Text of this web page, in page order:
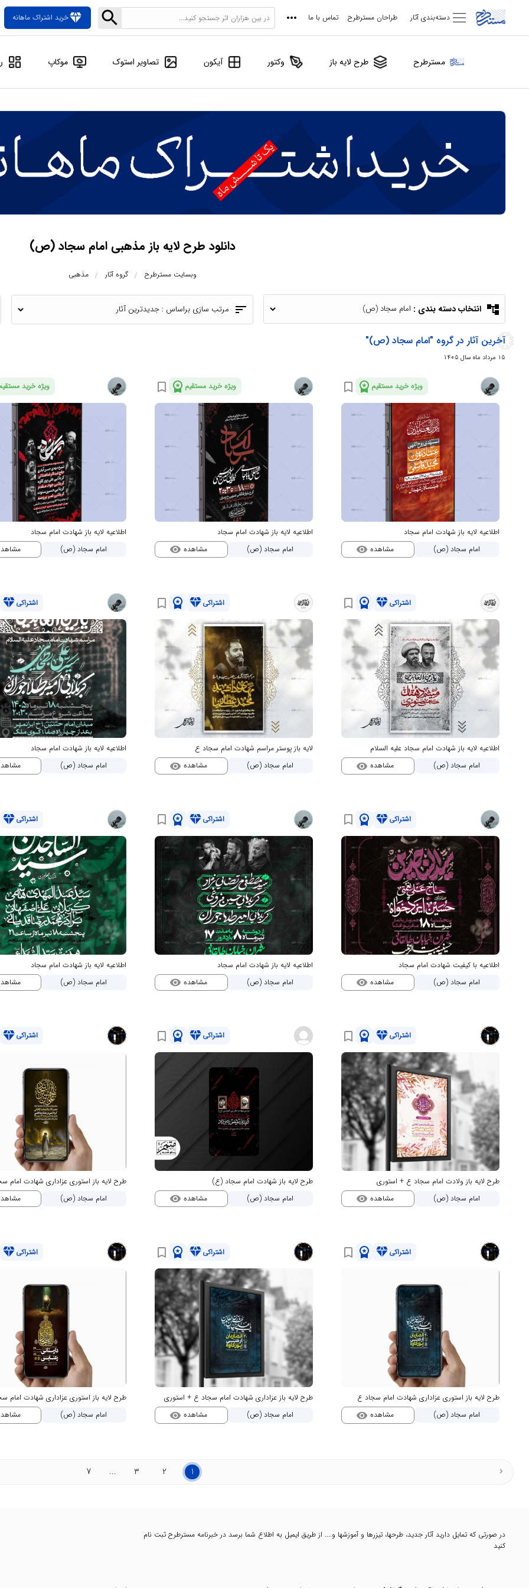
دسته‌بندی آثار طراحان مسترطرح تماس با ما diamondخرید اشتراک ماهانه
مسترطرح طرح لایه باز وکتور آیکون تصاویر استوک موکاپ
دانلود طرح لایه باز مذهبی امام سجاد (ص)
وبسایت مسترطرح گروه آثار مذهبی
account_tree انتخاب دسته بندی : sort مرتب سازی براساس :
آخرین آثار در گروه "امام سجاد (ص)"
15 مرداد ماه سال 1405
ویژه خرید مستقیم workspace_premium
bookmark_border
اطلاعیه لایه باز شهادت امام سجاد
امام سجاد (ص)
مشاهده visibility
ویژه خرید مستقیم workspace_premium
bookmark_border
اطلاعیه لایه باز شهادت امام سجاد
امام سجاد (ص)
مشاهده visibility
ویژه خرید
اطلاعیه لایه باز شهادت امام سجاد
امام سجاد (ص)
اشتراکیdiamond
workspace_premium
bookmark_border
اطلاعیه لایه باز شهادت امام سجاد علیه السلام
امام سجاد (ص)
مشاهده visibility
اشتراکیdiamond
workspace_premium
bookmark_border
لایه باز پوستر مراسم شهادت امام سجاد ع
امام سجاد (ص)
مشاهده visibility
اشتراکیdiamond
اطلاعیه لایه باز شهادت امام سجاد
امام سجاد (ص)
اشتراکیdiamond
workspace_premium
bookmark_border
اطلاعیه با کیفیت شهادت امام سجاد
امام سجاد (ص)
مشاهده visibility
اشتراکیdiamond
workspace_premium
bookmark_border
اطلاعیه لایه باز شهادت امام سجاد
امام سجاد (ص)
مشاهده visibility
اشتراکیdiamond
اطلاعیه لایه باز شهادت امام سجاد
امام سجاد (ص)
اشتراکیdiamond
workspace_premium
bookmark_border
طرح لایه باز ولادت امام سجاد ع + استوری
امام سجاد (ص)
مشاهده visibility
اشتراکیdiamond
workspace_premium
bookmark_border
طرح لایه باز شهادت امام سجاد (ع)
امام سجاد (ص)
مشاهده visibility
اشتراکیdiamond
طرح لایه باز استوری عزاداری شهادت امام
امام سجاد (ص)
اشتراکیdiamond
workspace_premium
bookmark_border
طرح لایه باز استوری عزاداری شهادت امام سجاد ع
امام سجاد (ص)
مشاهده visibility
اشتراکیdiamond
workspace_premium
bookmark_border
طرح لایه باز عزاداری شهادت امام سجاد ع + استوری
امام سجاد (ص)
مشاهده visibility
اشتراکیdiamond
طرح لایه باز استوری عزاداری شهادت امام
امام سجاد (ص)
1
2
3
...
7
در صورتی که تمایل دارید آثار جدید، طرحها، تیزرها و آموزشها و.... از طریق ایمیل به اطلاع شما برسد در خبرنامه مسترطرح ثبت نام
کنید